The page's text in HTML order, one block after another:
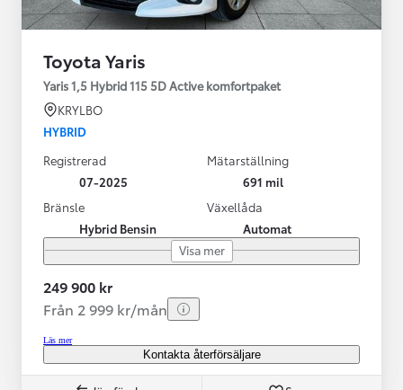
Toyota Yaris
Yaris 1,5 Hybrid 115 5D Active komfortpaket
KRYLBO
HYBRID
Registrerad
07-2025
Mätarställning
691 mil
Bränsle
Hybrid Bensin
Växellåda
Automat
Visa mer
249 900 kr
Från 2 999 kr/mån
Läs mer
Kontakta återförsäljare